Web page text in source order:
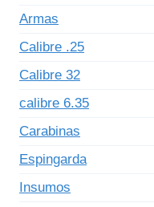
Armas
Calibre .25
Calibre 32
calibre 6.35
Carabinas
Espingarda
Insumos